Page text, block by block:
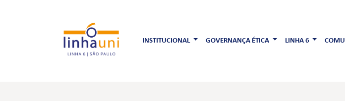
INSTITUCIONAL GOVERNANÇA ÉTICA LINHA 6